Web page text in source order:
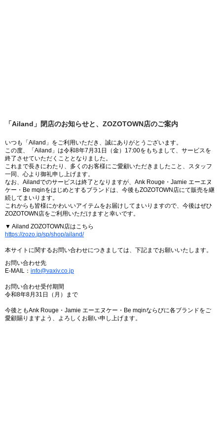
「Ailand」閉店のお知らせと、ZOZOTOWN店のご案内
いつも「Ailand」をご利用いただき、誠にありがとうございます。
この度、「Ailand」は令和8年7月31日（金）17:00をもちまして、サービスを
終了させていただくこととなりました。
これまで長きにわたり、多くのお客様にご愛顧いただきましたこと、スタッフ
一同、心より御礼申し上げます。
なお、Ailandでのサービスは終了となりますが、Ank Rouge・Jamie エーエヌ
ケー・Be mqinをはじめとするブランドは、今後もZOZOTOWN店にて販売を継
続してまいります。
これからも皆様にかわいいアイテムをお届けしてまいりますので、今後はぜひ
ZOZOTOWN店をご利用いただけますと幸いです。
▼ Ailand ZOZOTOWN店はこちら
https://zozo.jp/sp/shop/ailand/
本サイトに関するお問い合わせにつきましては、下記までお願いいたします。
お問い合わせ先
E-MAIL： info@vaxiv.co.jp
お問い合わせ受付期間
令和8年8月31日（月）まで
今後ともAnk Rouge・Jamie エーエヌケー・Be mqinならびに各ブランドをご
愛顧賜りますよう、よろしくお願い申し上げます。